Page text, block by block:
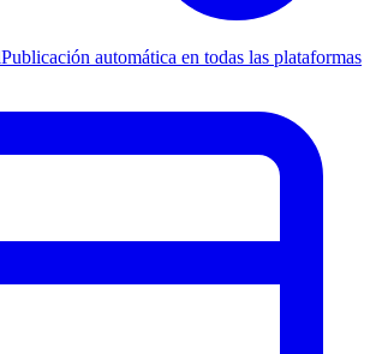
Publicación automática en todas las plataformas